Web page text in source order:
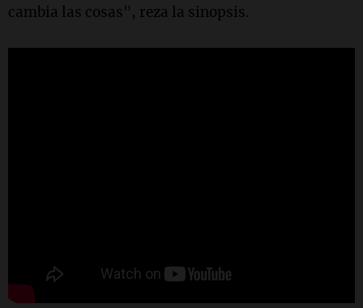
cambia las cosas", reza la sinopsis.